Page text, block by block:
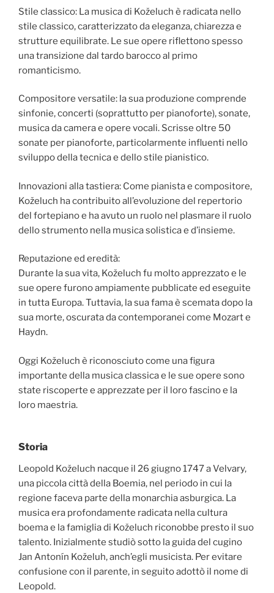
Stile classico: La musica di Koželuch è radicata nello
stile classico, caratterizzato da eleganza, chiarezza e
strutture equilibrate. Le sue opere riflettono spesso
una transizione dal tardo barocco al primo
romanticismo.
Compositore versatile: la sua produzione comprende
sinfonie, concerti (soprattutto per pianoforte), sonate,
musica da camera e opere vocali. Scrisse oltre 50
sonate per pianoforte, particolarmente influenti nello
sviluppo della tecnica e dello stile pianistico.
Innovazioni alla tastiera: Come pianista e compositore,
Koželuch ha contribuito all’evoluzione del repertorio
del fortepiano e ha avuto un ruolo nel plasmare il ruolo
dello strumento nella musica solistica e d’insieme.
Reputazione ed eredità:
Durante la sua vita, Koželuch fu molto apprezzato e le
sue opere furono ampiamente pubblicate ed eseguite
in tutta Europa. Tuttavia, la sua fama è scemata dopo la
sua morte, oscurata da contemporanei come Mozart e
Haydn.
Oggi Koželuch è riconosciuto come una figura
importante della musica classica e le sue opere sono
state riscoperte e apprezzate per il loro fascino e la
loro maestria.
Storia
Leopold Koželuch nacque il 26 giugno 1747 a Velvary,
una piccola città della Boemia, nel periodo in cui la
regione faceva parte della monarchia asburgica. La
musica era profondamente radicata nella cultura
boema e la famiglia di Koželuch riconobbe presto il suo
talento. Inizialmente studiò sotto la guida del cugino
Jan Antonín Koželuh, anch’egli musicista. Per evitare
confusione con il parente, in seguito adottò il nome di
Leopold.